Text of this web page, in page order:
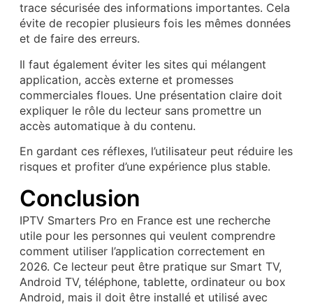
trace sécurisée des informations importantes. Cela
évite de recopier plusieurs fois les mêmes données
et de faire des erreurs.
Il faut également éviter les sites qui mélangent
application, accès externe et promesses
commerciales floues. Une présentation claire doit
expliquer le rôle du lecteur sans promettre un
accès automatique à du contenu.
En gardant ces réflexes, l’utilisateur peut réduire les
risques et profiter d’une expérience plus stable.
Conclusion
IPTV Smarters Pro en France est une recherche
utile pour les personnes qui veulent comprendre
comment utiliser l’application correctement en
2026. Ce lecteur peut être pratique sur Smart TV,
Android TV, téléphone, tablette, ordinateur ou box
Android, mais il doit être installé et utilisé avec